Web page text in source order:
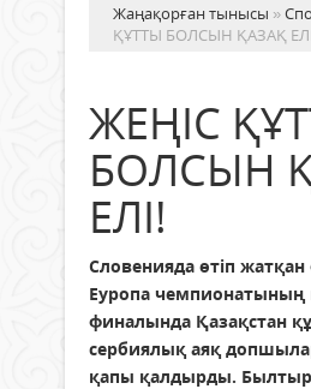
Жаңақорған тынысы »
ҚҰТТЫ БОЛСЫН ҚАЗАҚ
ЖЕҢІС
БОЛСЫН
ЕЛІ!
Словенияда өтіп
Еуропа
финалында Қазақстан
сербиялық аяқ
қапы қалдырды. Былтыр